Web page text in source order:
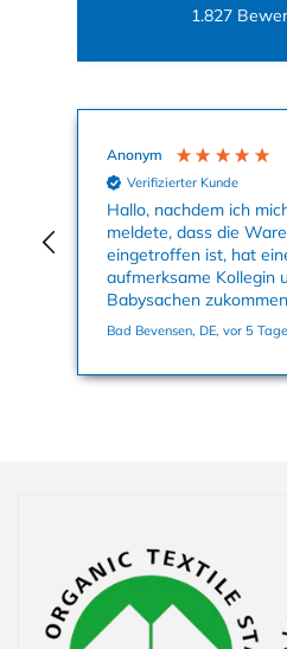
1.827
Anonym
Verifizierter Kunde
Hallo, nachdem ich mich bei euch
meldete, dass die
eingetroffen ist, hat
aufmerksame Kollegin
Babysachen
nochmals
Bad Bevensen, DE, vor 5